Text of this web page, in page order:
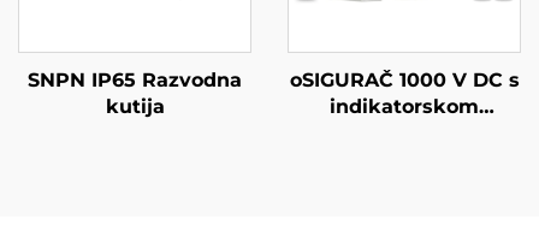
SNPN IP65 Razvodna
kutija
oSIGURAČ 1000 V DC s
indikatorskom